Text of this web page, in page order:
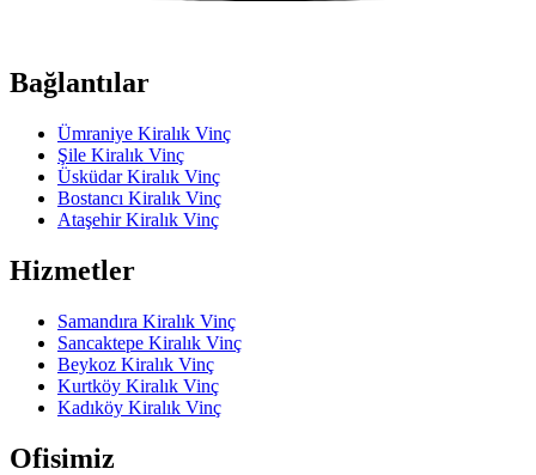
Bağlantılar
Ümraniye Kiralık Vinç
Şile Kiralık Vinç
Üsküdar Kiralık Vinç
Bostancı Kiralık Vinç
Ataşehir Kiralık Vinç
Hizmetler
Samandıra Kiralık Vinç
Sancaktepe Kiralık Vinç
Beykoz Kiralık Vinç
Kurtköy Kiralık Vinç
Kadıköy Kiralık Vinç
Ofisimiz